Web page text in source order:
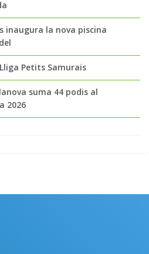
inaugura la nova piscina
Petits Samurais
suma 44 podis al
2026